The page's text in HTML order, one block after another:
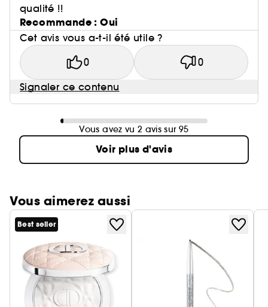
qualité !!
Recommande : Oui
Cet avis vous a-t-il été utile ?
0 0
Signaler ce contenu
Vous avez vu 2 avis sur 95
Voir plus d'avis
Vous aimerez aussi
Best seller